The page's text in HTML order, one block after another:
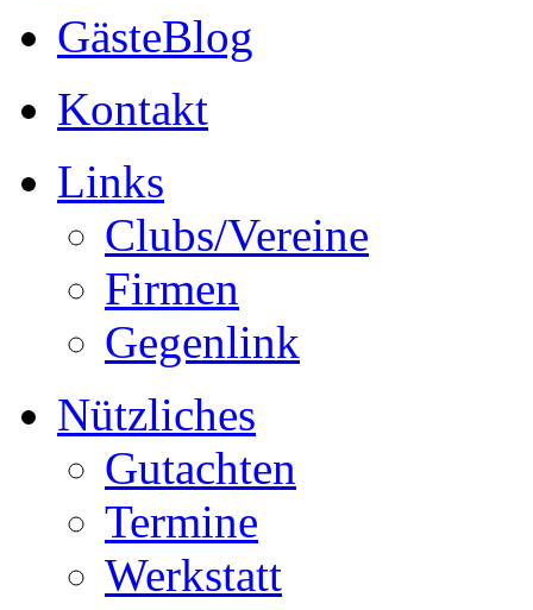
GästeBlog
Kontakt
Links
Clubs/Vereine
Firmen
Gegenlink
Nützliches
Gutachten
Termine
Werkstatt